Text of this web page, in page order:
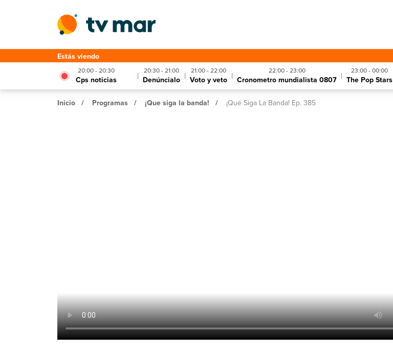
Estás viendo
20:00 - 20:30
Cps noticias | 20:30 - 21:00
Denúncialo | 21:00 - 22:00
Voto y veto | 22:00 - 23:00
Cronometro mundialista 0807 | 23:00 - 00:00
The Pop Stars
Inicio / Programas / ¡Que siga la banda! / ¡Qué Siga La Banda! Ep. 385